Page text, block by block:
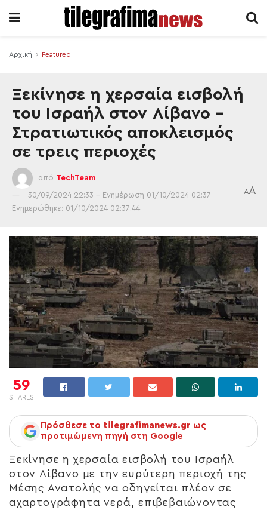
Αρχική Featured
Ξεκίνησε η χερσαία εισβολή
του Ισραήλ στον Λίβανο –
Στρατιωτικός αποκλεισμός
σε τρεις περιοχές
από TechTeam
30/09/2024 22:33 - Ενημέρωση 01/10/2024 02:37
Ενημερώθηκε: 01/10/2024 02:37:44
AA
59
SHARES
Πρόσθεσε το tilegrafimanews.gr ως
προτιμώμενη πηγή στη Google
Ξεκίνησε η χερσαία εισβολή του Ισραήλ
στον Λίβανο με την ευρύτερη περιοχή της
Μέσης Ανατολής να οδηγείται πλέον σε
αχαρτογράφητα νερά, επιβεβαιώνοντας